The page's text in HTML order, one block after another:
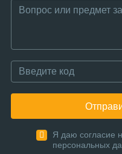
Я даю согласие
персональных